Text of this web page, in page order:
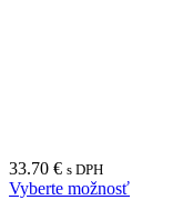
33.70 € s DPH
Vyberte možnosť